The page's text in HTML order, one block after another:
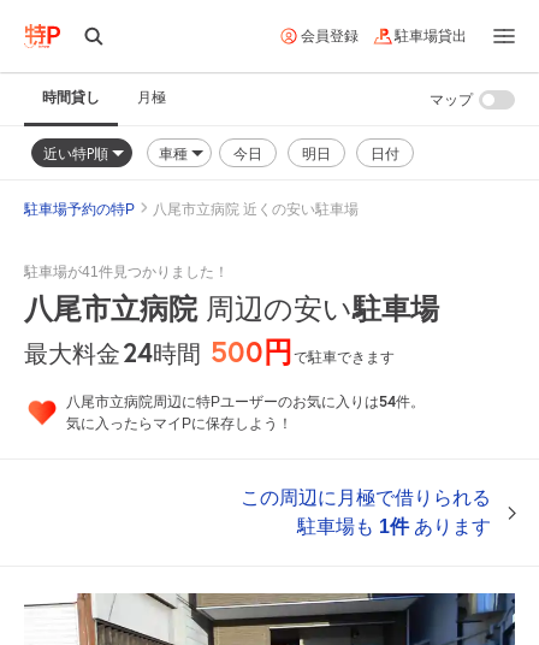
会員登録 駐車場貸出
時間貸し 月極
近い特P順 車種 今日 明日 日付
マップ
駐車場予約の特P 八尾市立病院 近くの安い駐車場
駐車場が41件見つかりました！
八尾市立病院周辺の安い駐車場
最大料金24時間 500円で駐車できます
八尾市立病院周辺に特Pユーザーのお気に入りは54件。
気に入ったらマイPに保存しよう！
この周辺に月極で借りられる
駐車場も 1件あります